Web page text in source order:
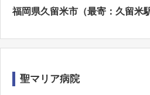
福岡県久留米市（最寄：久留米
聖マリア病院